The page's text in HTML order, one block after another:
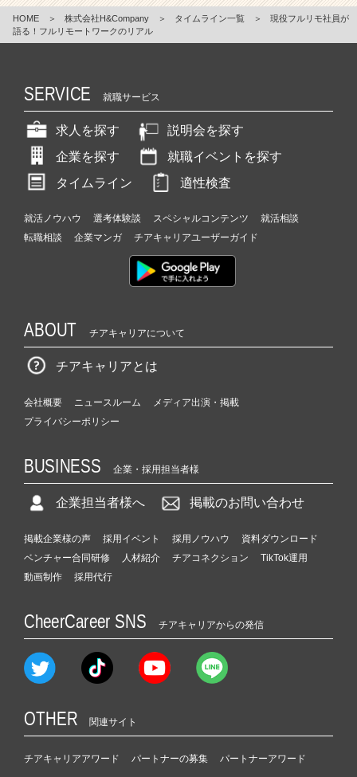
HOME ＞ 株式会社H&Company ＞ タイムライン一覧 ＞
現役フルリモ社員が
語る！フルリモートワークのリアル
SERVICE 就職サービス
求人を探す
説明会を探す
企業を探す
就職イベントを探す
タイムライン
適性検査
就活ノウハウ 選考体験談 スペシャルコンテンツ
就活相談
転職相談
企業マンガ チアキャリアユーザーガイド
ABOUT チアキャリアについて
チアキャリアとは
会社概要 ニュースルーム
メディア出演・掲載
プライバシーポリシー
BUSINESS 企業・採用担当者様
企業担当者様へ 掲載のお問い合わせ
掲載企業様の声 採用イベント 採用ノウハウ
資料ダウンロード
ベンチャー合同研修
人材紹介 チアコネクション
TikTok運用
動画制作
採用代行
CheerCareer SNS チアキャリアからの発信
OTHER 関連サイト
チアキャリアアワード パートナーの募集 パートナーアワード